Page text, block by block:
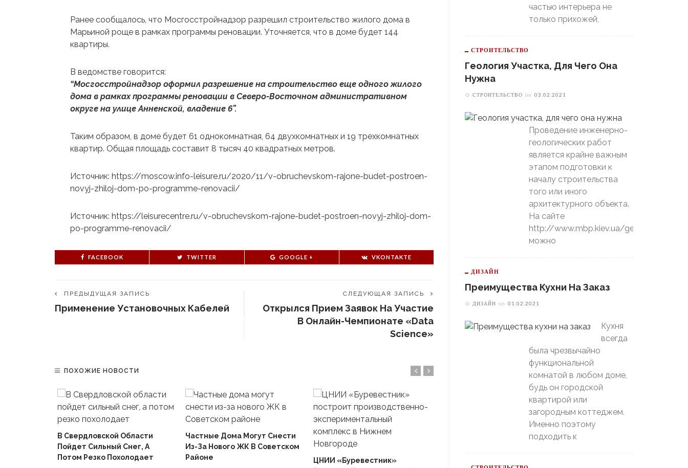
Ранее сообщалось, что Мосгосстройнадзор разрешил строительство жилого дома в
Марьиной роще в рамках программы реновации. Уточняется, что в доме будет 144
квартиры.
В ведомстве говорится:
“Мосгосстройнадзор оформил разрешение на строительство еще одного жилого
дома в рамках программы реновации в Северо-Восточном административном
округе на улице Анненской, владение 6”.
Таким образом, в доме будет 61 однокомнатная, 64 двухкомнатных и 19 трехкомнатных
квартир. Общая площадь составит 8 тысяч 40 квадратных метров.
Источник: https://moscow.info-leisure.ru/2020/11/v-obruchevskom-rajone-budet-postroen-
novyj-zhiloj-dom-po-programme-renovacii/
Источник: https://leisurecentre.ru/v-obruchevskom-rajone-budet-postroen-novyj-zhiloj-dom-
po-programme-renovacii/
FACEBOOK TWITTER GOOGLE + VKONTAKTE
ПРЕДЫДУЩАЯ ЗАПИСЬ
Применение Установочных Кабелей
СЛЕДУЮЩАЯ ЗАПИСЬ
Открылся Прием Заявок На Участие
В Онлайн-Чемпионате «Data
Science»
ПОХОЖИЕ НОВОСТИ
В Свердловской Области
Пойдет Сильный Снег, А
Потом Резко Похолодает
Частные Дома Могут Снести
Из-За Нового ЖК В Советском
Районе
ЦНИИ «Буревестник»
В Свердловской Области
частью интерьера не
только прихожей,
СТРОИТЕЛЬСТВО
Геология Участка, Для Чего Она
Нужна
СТРОИТЕЛЬСТВО on 03.02.2021
Проведение инженерно-
геологических работ
является крайне важным
этапом подготовки к
началу строительства
того или иного
архитектурного объекта.
На сайте
http://www.mbp.kiev.ua/geology
можно
ДИЗАЙН
Преимущества Кухни На Заказ
ДИЗАЙН on 01.02.2021
Кухня
всегда
была чрезвычайно
функциональной
комнатой в любом доме,
будь он городской
квартирой или
загородным коттеджем.
Именно поэтому
подходить к